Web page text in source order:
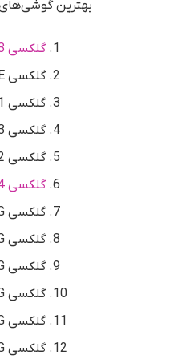
بهترین
گلکسی S23 اولترا
گلکسی A15 LTE
گلکسی M51
گلکسی S23 پلاس
گلکسی A72
گلکسی S24 اولترا
گلکسی A34 5G
گلکسی A23 5G
گلکسی A15 5G
گلکسی A13 5G
گلکسی A55 5G
گلکسی A14 5G